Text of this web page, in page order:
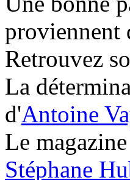
proviennent
Retrouvez
La
d'Antoine
Le
Stéphane